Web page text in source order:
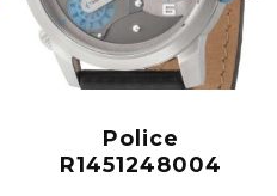
Police
R1451248004